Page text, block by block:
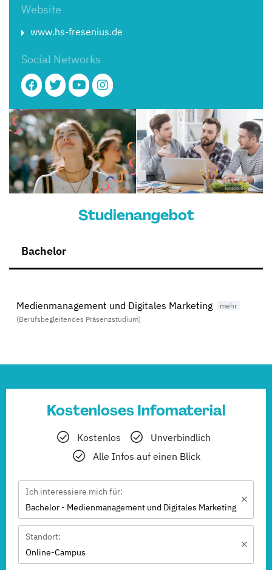
Website
www.hs-fresenius.de
Social Networks
Studienangebot
Bachelor
Medienmanagement und Digitales Marketing
(Berufsbegleitendes Präsenzstudium)
Kostenloses Infomaterial
Kostenlos
Unverbindlich
Alle Infos auf einen Blick
Ich interessiere mich für:
Bachelor - Medienmanagement und Digitales Marketing
Standort:
Online-Campus